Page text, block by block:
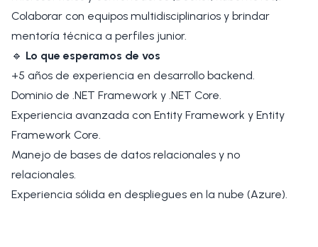
Colaborar con equipos multidisciplinarios y brindar
mentoría técnica a perfiles junior.
🔹 Lo que esperamos de vos
+5 años de experiencia en desarrollo backend.
Dominio de .NET Framework y .NET Core.
Experiencia avanzada con Entity Framework y Entity
Framework Core.
Manejo de bases de datos relacionales y no
relacionales.
Experiencia sólida en despliegues en la nube (Azure).